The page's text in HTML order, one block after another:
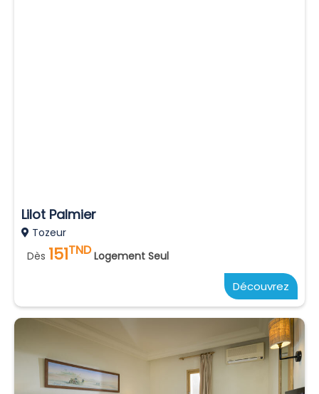
Lilot Palmier
Tozeur
Dès 151TND Logement Seul
Découvrez